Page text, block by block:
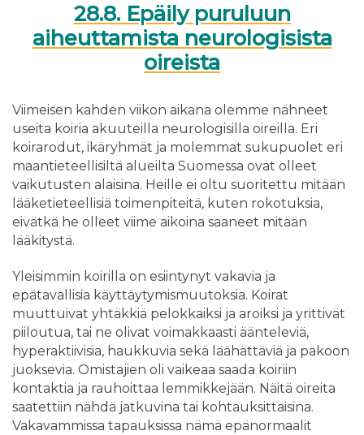
28.8. Epäily puruluun
aiheuttamista neurologisista
oireista
Viimeisen kahden viikon aikana olemme nähneet
useita koiria akuuteilla neurologisilla oireilla. Eri
koirarodut, ikäryhmät ja molemmat sukupuolet eri
maantieteellisiltä alueilta Suomessa ovat olleet
vaikutusten alaisina. Heille ei oltu suoritettu mitään
lääketieteellisiä toimenpiteitä, kuten rokotuksia,
eivätkä he olleet viime aikoina saaneet mitään
lääkitystä.
Yleisimmin koirilla on esiintynyt vakavia ja
epätavallisia käyttäytymismuutoksia. Koirat
muuttuivat yhtäkkiä pelokkaiksi ja aroiksi ja yrittivät
piiloutua, tai ne olivat voimakkaasti äänteleviä,
hyperaktiivisia, haukkuvia sekä läähättäviä ja pakoon
juoksevia. Omistajien oli vaikeaa saada koiriin
kontaktia ja rauhoittaa lemmikkejään. Näitä oireita
saatettiin nähdä jatkuvina tai kohtauksittaisina.
Vakavammissa tapauksissa nämä epänormaalit